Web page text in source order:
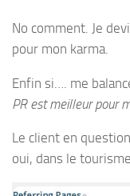
No comment. Je
pour mon karma.
Enfin si…. me
PR est meilleur pour
Le client en
oui, dans le